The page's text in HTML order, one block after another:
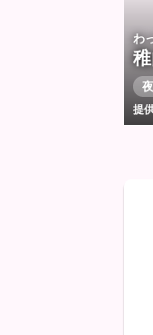
わ
提